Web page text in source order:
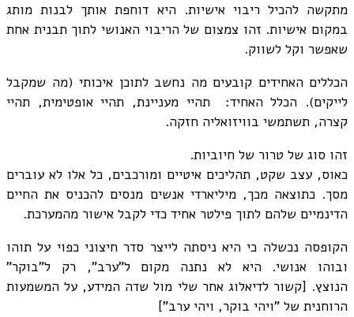
מתקשה להכיל ריבוי אישיות. היא דוחפת אותך לבנות מותג
במקום אישיות. זהו צמצום של הריבוי האנושי לתוך תבנית אחת
שאפשר וקל לשווק.
הכללים האחידים קובעים מה נחשב לתוכן איכותי (מה שמקבל
לייקים). הכלל האחיד: תהיי מעניינת, תהיי אופטימית, תהיי
קצרה, תשתמשי בוויזואליה חזקה.
זהו סוג של טרור של חיוביות.
כאוס, עצב שקט, תהליכים איטיים ומורכבים, כל אלו לא עוברים
מסך. כתוצאה מכך, מיליארדי אנשים מנסים להכניס את החיים
הדינמיים שלהם לתוך פילטר אחיד כדי לקבל אישור מהמערכת.
הקופסה נכשלה כי היא ניסתה לייצר סדר חיצוני כפוי על תוהו
ובוהו אנושי. היא לא נתנה מקום ל"ערב", רק ל"בוקר"
הנוצץ. [קשור לדיאלוג אחר שלי מול שדה המידע, על המשמעות
הרוחנית של "ויהי בוקר, ויהי ערב"]